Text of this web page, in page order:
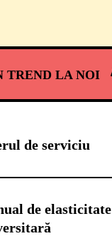
TREND LA NOI
de serviciu
de elasticitate